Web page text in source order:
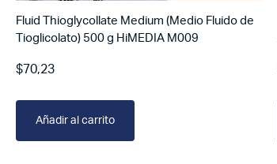
Fluid Thioglycollate Medium (Medio Fluido de
Tioglicolato) 500 g HiMEDIA M009
$70,23
Añadir al carrito